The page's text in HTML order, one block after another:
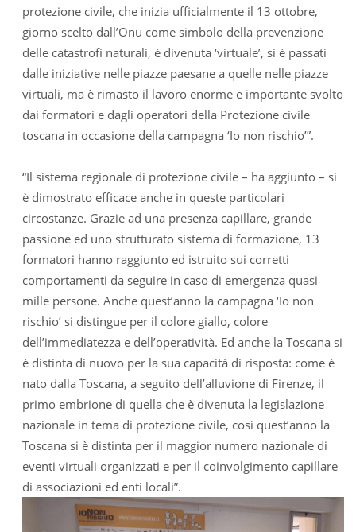
protezione civile, che inizia ufficialmente il 13 ottobre,
giorno scelto dall’Onu come simbolo della prevenzione
delle catastrofi naturali, è divenuta ‘virtuale’, si è passati
dalle iniziative nelle piazze paesane a quelle nelle piazze
virtuali, ma è rimasto il lavoro enorme e importante svolto
dai formatori e dagli operatori della Protezione civile
toscana in occasione della campagna ‘Io non rischio’”.
“Il sistema regionale di protezione civile – ha aggiunto – si
è dimostrato efficace anche in queste particolari
circostanze. Grazie ad una presenza capillare, grande
passione ed uno strutturato sistema di formazione, 13
formatori hanno raggiunto ed istruito sui corretti
comportamenti da seguire in caso di emergenza quasi
mille persone. Anche quest’anno la campagna ‘Io non
rischio’ si distingue per il colore giallo, colore
dell’immediatezza e dell’operatività. Ed anche la Toscana si
è distinta di nuovo per la sua capacità di risposta: come è
nato dalla Toscana, a seguito dell’alluvione di Firenze, il
primo embrione di quella che è divenuta la legislazione
nazionale in tema di protezione civile, così quest’anno la
Toscana si è distinta per il maggior numero nazionale di
eventi virtuali organizzati e per il coinvolgimento capillare
di associazioni ed enti locali”.